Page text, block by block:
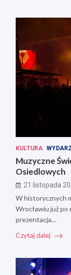
KULTURA
Muzyczne
Osiedlowych
21 listopada
W historycznych
Wrocławiu już po
prezentacja…
Czytaj dalej